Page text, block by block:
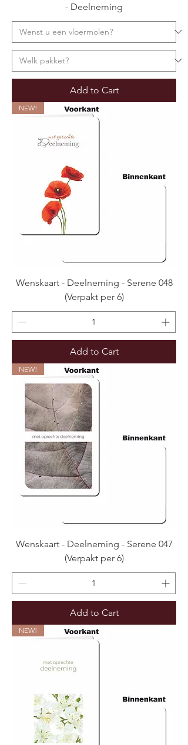
- Deelneming
Add to Cart
NEW!
Wenskaart - Deelneming - Serene 048
(Verpakt per 6)
Add to Cart
NEW!
Wenskaart - Deelneming - Serene 047
(Verpakt per 6)
Add to Cart
NEW!